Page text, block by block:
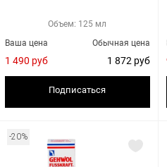
Объем: 125 мл
Обычная цена
1 872 руб
Ваша цена
1 490 руб
Подписаться
-20%